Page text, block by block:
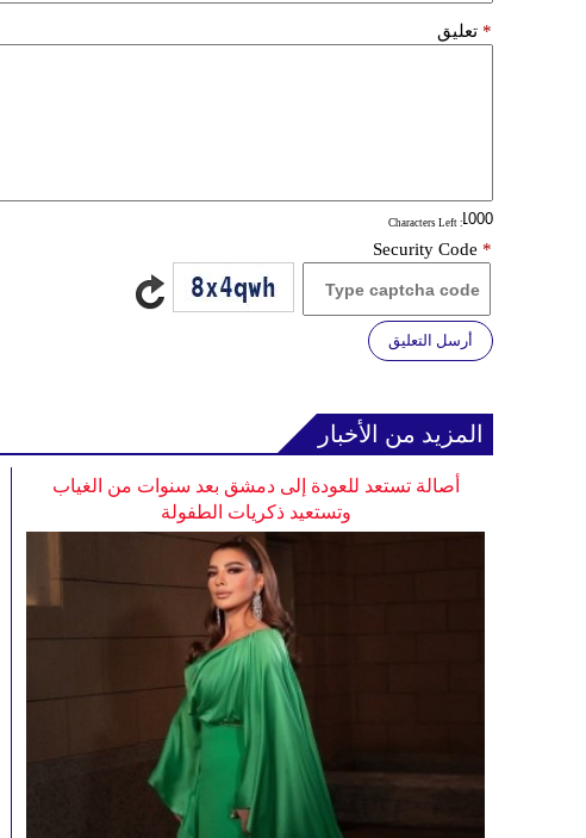
تعليق *
: Characters Left
Security Code *
أرسل التعليق
المزيد من الأخبار
أصالة تستعد للعودة إلى دمشق بعد سنوات من الغياب
وتستعيد ذكريات الطفولة